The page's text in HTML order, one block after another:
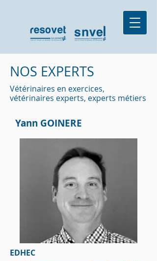
NOS EXPERTS
Vétérinaires en exercices,
vétérinaires experts, experts métiers
Yann GOINERE
EDHEC